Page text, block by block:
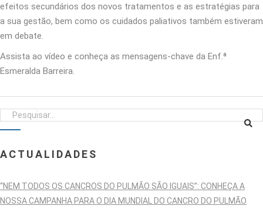
efeitos secundários dos novos tratamentos e as estratégias para
a sua gestão, bem como os cuidados paliativos também estiveram
em debate.
Assista ao vídeo e conheça as mensagens-chave da Enf.ª
Esmeralda Barreira.
ACTUALIDADES
“NEM TODOS OS CANCROS DO PULMÃO SÃO IGUAIS”: CONHEÇA A
NOSSA CAMPANHA PARA O DIA MUNDIAL DO CANCRO DO PULMÃO